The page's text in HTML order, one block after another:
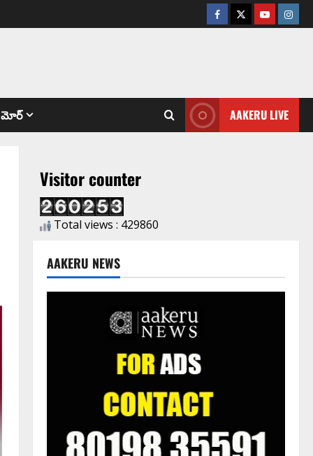
మోర్ AAKERU LIVE
Visitor counter
Total views : 429860
AAKERU NEWS